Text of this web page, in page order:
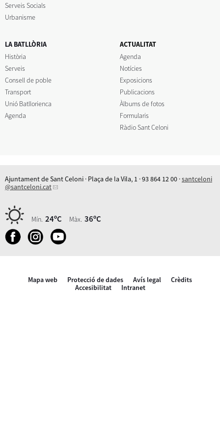
Serveis Socials
Urbanisme
LA BATLLÒRIA
Història
Serveis
Consell de poble
Transport
Unió Batllorienca
Agenda
ACTUALITAT
Agenda
Notícies
Exposicions
Publicacions
Àlbums de fotos
Formularis
Ràdio Sant Celoni
Ajuntament de Sant Celoni · Plaça de la Vila, 1 · 93 864 12 00 ·santceloni
@santceloni.cat
Mín. 24ºC Màx. 36ºC
Mapa web Protecció de dades Avís legal
Crèdits
Accesibilitat
Intranet